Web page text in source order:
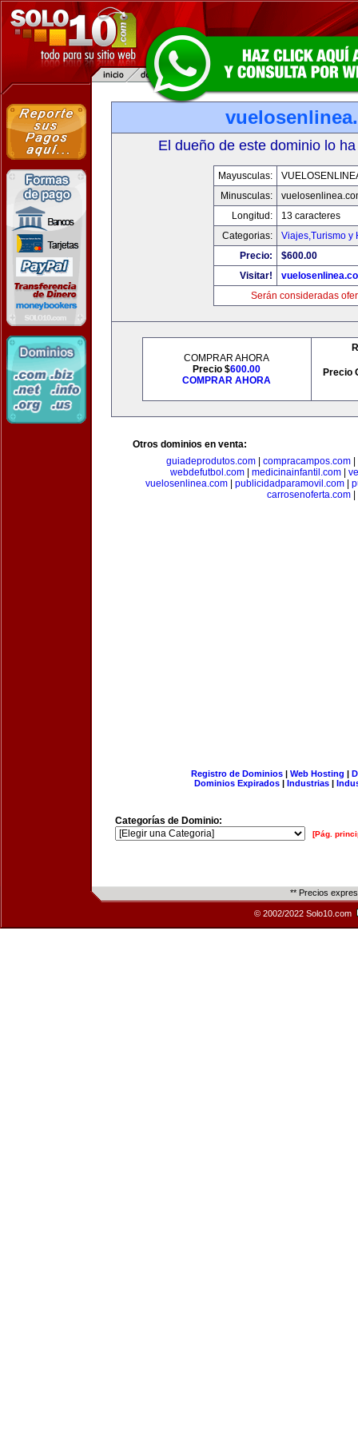
El dueño de este dominio lo
Mayusculas:
Minusculas:
Longitud:
13 caracteres
Categorias:
Viajes,Turismo y
Precio:
$600.00
Visitar!
Serán consideradas
COMPRAR AHORA
Precio $600.00
COMPRAR AHORA
Precio
Otros dominios en venta:
guiadeprodutos.com| compracampos.com|
webdefutbol.com| medicinainfantil.com|
vuelosenlinea.com
publicidadparamovil.com
carrosenoferta.com|
Registro de Dominios| Web Hosting |
Dominios Expirados | Industrias |
Categorías de Dominio:
[Pág.
** Precios
© 2002/2022 Solo10.com